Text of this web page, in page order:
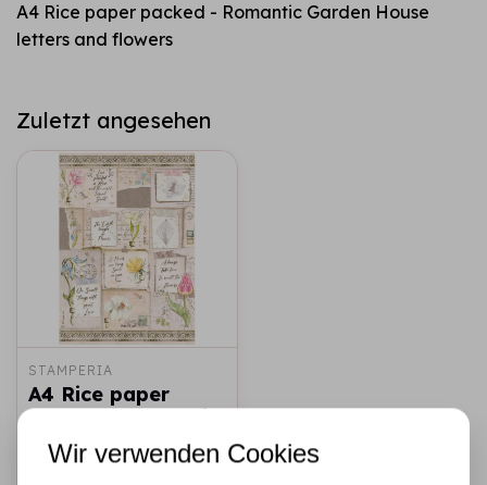
A4 Rice paper packed - Romantic Garden House
letters and flowers
Zuletzt angesehen
STAMPERIA
A4 Rice paper
packed - Romantic
Garden House
letters and flowers
Wir verwenden Cookies